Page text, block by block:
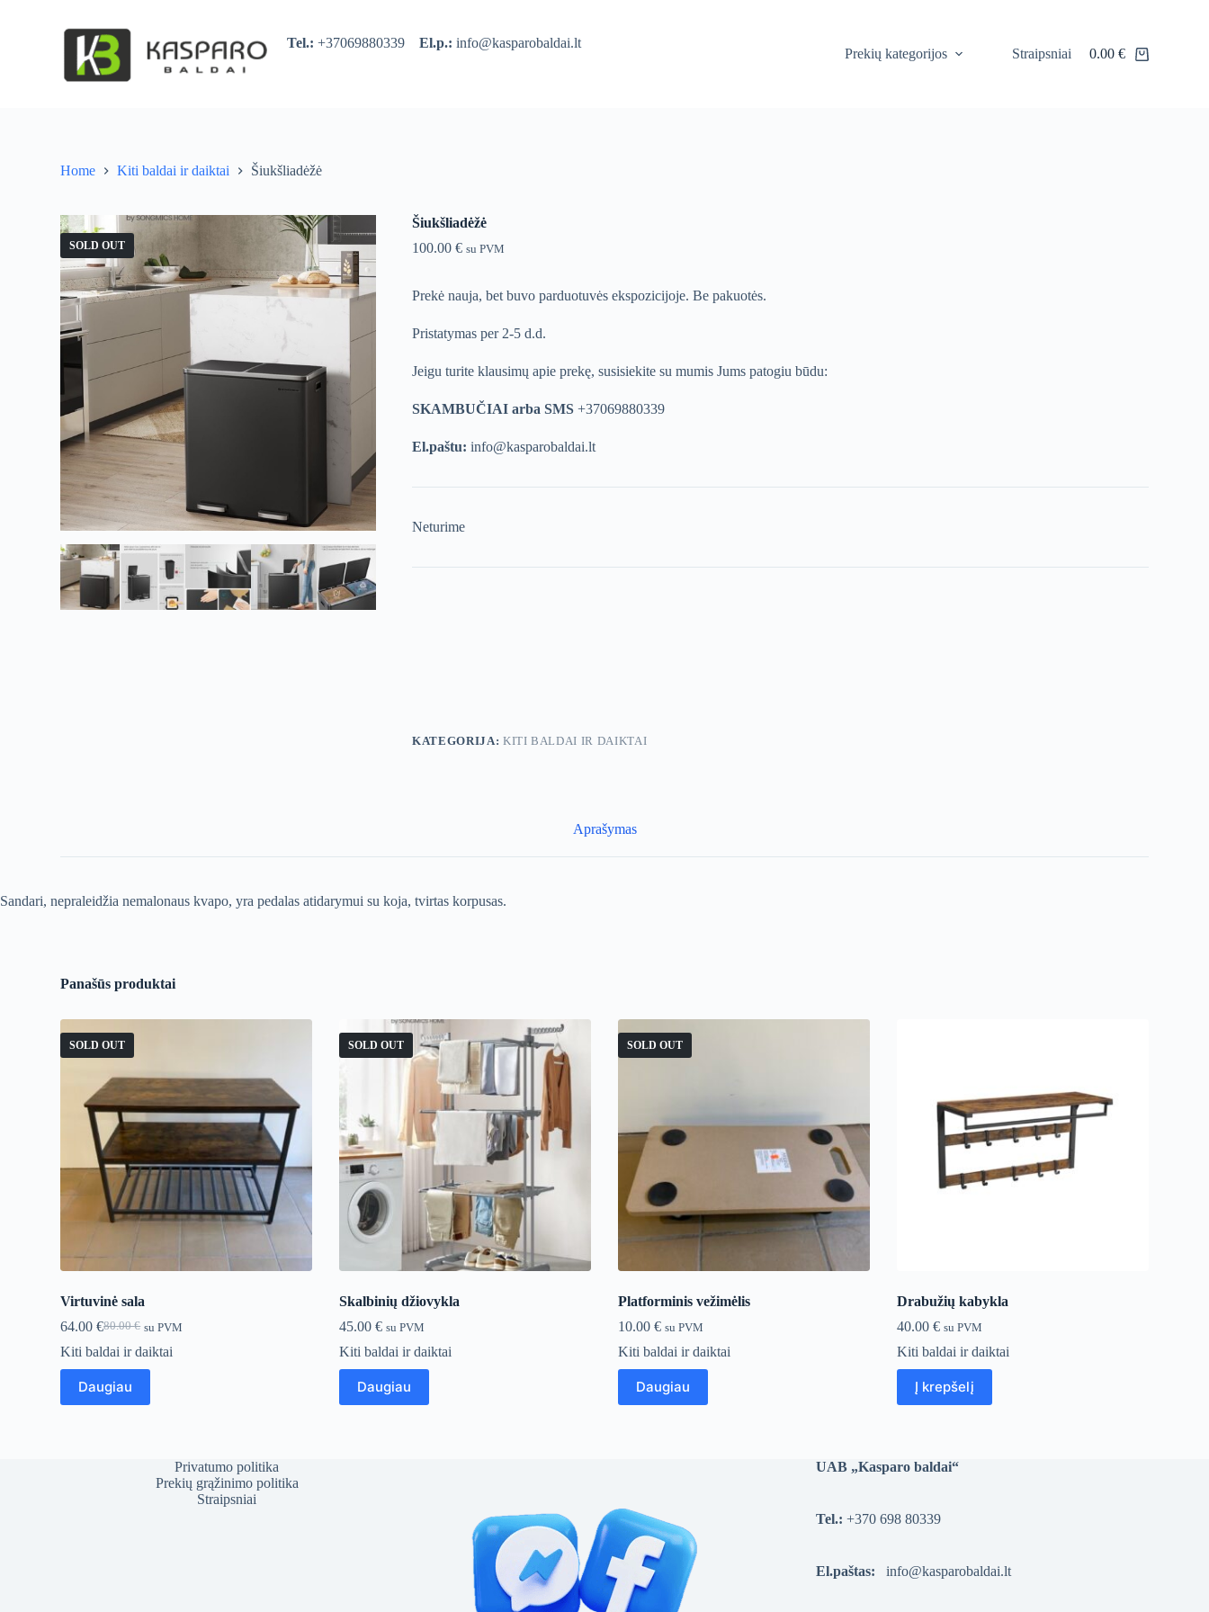
Tel.:+37069880339El.p.:info@kasparobaldai.lt
Prekių kategorijos Straipsniai
Shopping
0.00 €
Home Kiti baldai ir daiktai Šiukšliadėžė
SOLD OUT
Šiukšliadėžė
100.00€ su PVM
Prekė nauja, bet buvo parduotuvės ekspozicijoje. Be pakuotės.
Pristatymas per 2-5 d.d.
Jeigu turite klausimų apie prekę, susisiekite su mumis Jums patogiu būdu:
SKAMBUČIAI arba SMS +37069880339
El.paštu: info@kasparobaldai.lt
Neturime
KATEGORIJA: KITI BALDAI IR DAIKTAI
Aprašymas
Sandari, nepraleidžia nemalonaus kvapo, yra pedalas atidarymui su koja, tvirtas korpusas.
Panašūs produktai
SOLD OUT
Virtuvinė sala
80.00€
Original
price
80.00 €.
64.00€Current
price
64.00 €.
su PVM
Kiti baldai ir daiktai
Daugiau
SOLD OUT
Skalbinių džiovykla
45.00€ su PVM
Kiti baldai ir daiktai
Daugiau
SOLD OUT
Platforminis vežimėlis
10.00 € su PVM
Kiti baldai ir daiktai
Daugiau
Drabužių kabykla
40.00 € su PVM
Kiti baldai ir daiktai
Į krepšelį
Privatumo politika
Prekių grąžinimo politika
Straipsniai
UAB „Kasparo baldai“
Tel.: +370 698 80339
El.paštas: info@kasparobaldai.lt